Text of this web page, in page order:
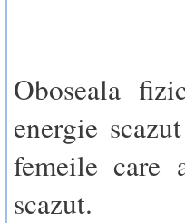
Oboseala
energie
femeile care
scazut.